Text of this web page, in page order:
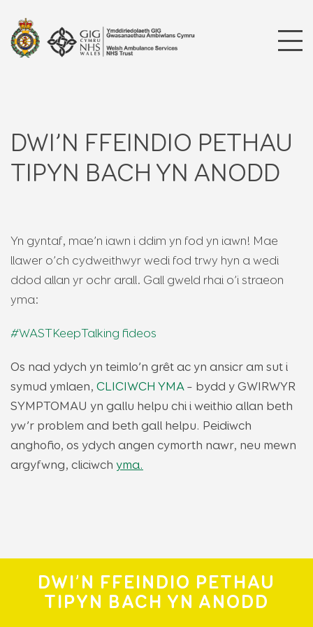
DWI’N FFEINDIO PETHAU
TIPYN BACH YN ANODD
Yn gyntaf, mae’n iawn i ddim yn fod yn iawn! Mae
llawer o’ch cydweithwyr wedi fod trwy hyn a wedi
ddod allan yr ochr arall. Gall gweld rhai o’i straeon
yma:
#WASTKeepTalking fideos
Os nad ydych yn teimlo’n grêt ac yn ansicr am sut i
symud ymlaen, CLICIWCH YMA– bydd y GWIRWYR
SYMPTOMAU yn gallu helpu chi i weithio allan beth
yw’r problem and beth gall helpu. Peidiwch
anghofio, os ydych angen cymorth nawr, neu mewn
argyfwng, cliciwch yma.
DWI’N FFEINDIO PETHAU
TIPYN BACH YN ANODD